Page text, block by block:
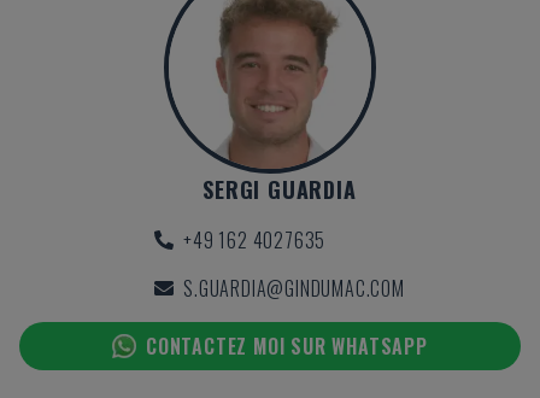
SERGI GUARDIA
+49 162 4027635
S.GUARDIA@GINDUMAC.COM
CONTACTEZ MOI SUR WHATSAPP